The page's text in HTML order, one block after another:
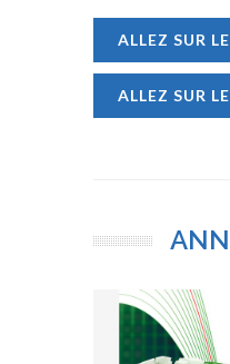
ALLEZ SUR
ALLEZ SUR